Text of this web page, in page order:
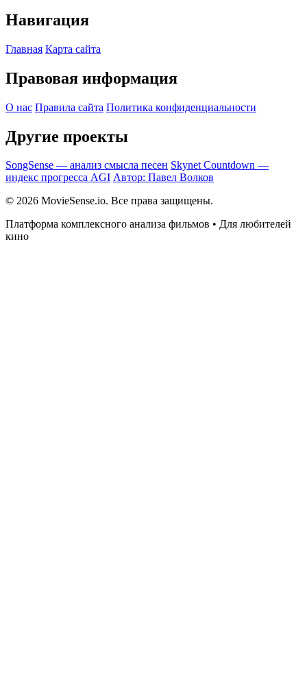
Навигация
Главная Карта сайта
Правовая информация
О нас Правила сайта Политика конфиденциальности
Другие проекты
SongSense — анализ смысла песен Skynet Countdown —
индекс прогресса AGI Автор: Павел Волков
© 2026 MovieSense.io. Все права защищены.
Платформа комплексного анализа фильмов • Для любителей
кино